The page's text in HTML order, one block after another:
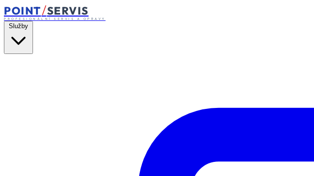
POINT/SERVIS
PROFESIONÁLNÍ SERVIS A OPRAVY
Služby